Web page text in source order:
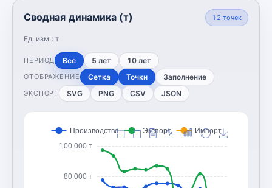
Сводная динамика (т)
Ед. изм.: т
12 точек
ПЕРИОД Все 5 лет 10 лет
ОТОБРАЖЕНИЕ Сетка Точки Заполнение
ЭКСПОРТ SVG PNG CSV JSON
80 000 т
100 000 т
Производство Экспорт Импорт